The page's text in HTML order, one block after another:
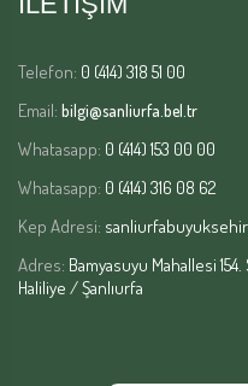
Telefon: 0 (414) 318 51 00
Email: bilgi@sanliurfa.bel.tr
Whatasapp: 0 (414) 153 00 00
Whatasapp: 0 (414) 316 08 62
Kep Adresi:
Adres: Bamyasuyu Mahallesi
Haliliye / Şanlıurfa